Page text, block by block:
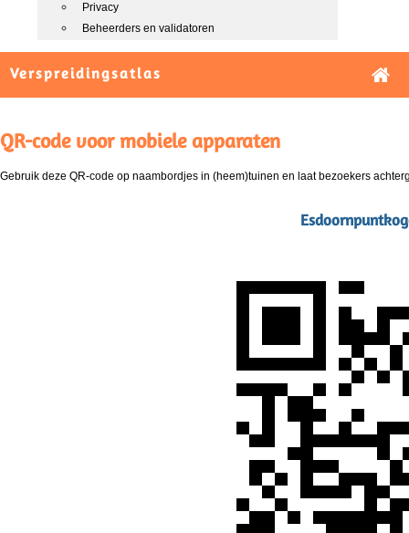
Privacy
Beheerders en validatoren
Verspreidingsatlas
QR-code voor mobiele apparaten
Gebruik deze QR-code op naambordjes in (heem)tuinen en laat bezoekers